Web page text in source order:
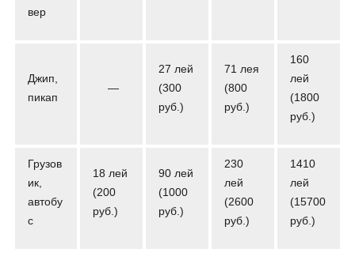
вер
Джип,
пикап
—
27 лей
(300
руб.)
71 лея
(800
руб.)
160
лей
(1800
руб.)
Грузов
ик,
автобу
с
18 лей
(200
руб.)
90 лей
(1000
руб.)
230
лей
(2600
руб.)
1410
лей
(15700
руб.)